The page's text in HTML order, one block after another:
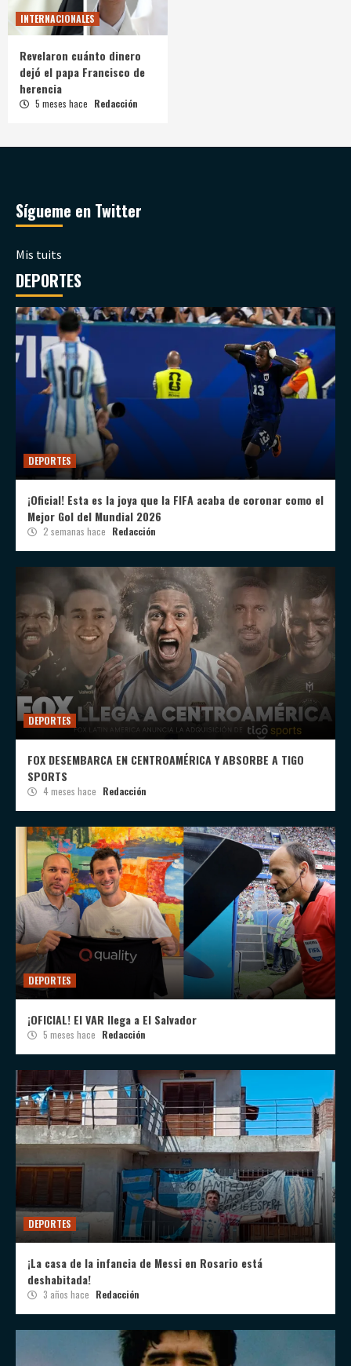
INTERNACIONALES
Revelaron cuánto dinero
dejó el papa Francisco de
herencia
5 meses hace Redacción
Sígueme en Twitter
Mis tuits
DEPORTES
DEPORTES
¡Oficial! Esta es la joya que la FIFA acaba de coronar como el
Mejor Gol del Mundial 2026
2 semanas hace Redacción
DEPORTES
FOX DESEMBARCA EN CENTROAMÉRICA Y ABSORBE A TIGO
SPORTS
4 meses hace Redacción
DEPORTES
¡OFICIAL! El VAR llega a El Salvador
5 meses hace Redacción
DEPORTES
¡La casa de la infancia de Messi en Rosario está
deshabitada!
3 años hace Redacción